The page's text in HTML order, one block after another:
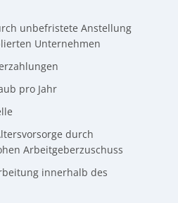
unbefristete Anstellung
Unternehmen
pro Jahr
durch
Arbeitgeberzuschuss
innerhalb des